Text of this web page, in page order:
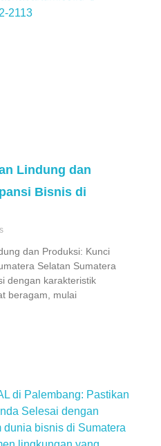
Lindung dan
Bisnis di
dan Produksi: Kunci
Selatan Sumatera
dengan karakteristik
beragam, mulai